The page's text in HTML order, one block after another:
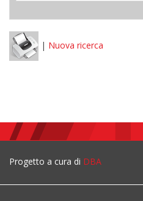
| Nuova ricerca
Progetto a cura di DBA